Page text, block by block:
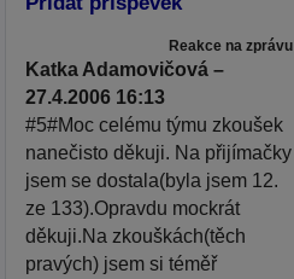
Reakce na zprávu
Katka Adamovičová –
27.4.2006 16:13
#5#Moc celému týmu zkoušek
nanečisto děkuji. Na přijímačky
jsem se dostala(byla jsem 12.
ze 133).Opravdu mockrát
děkuji.Na zkouškách(těch
pravých) jsem si téměř